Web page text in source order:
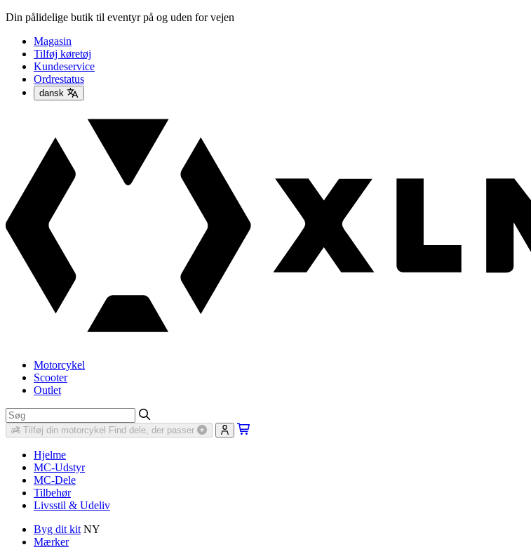
Din pålidelige butik til eventyr på og uden for vejen
Magasin
Tilføj køretøj
Kundeservice
Ordrestatus
dansk
Motorcykel
Scooter
Outlet
Tilføj din motorcykel Find dele, der passer
Hjelme
MC-Udstyr
MC-Dele
Tilbehør
Livsstil & Udeliv
Byg dit kit NY
Mærker